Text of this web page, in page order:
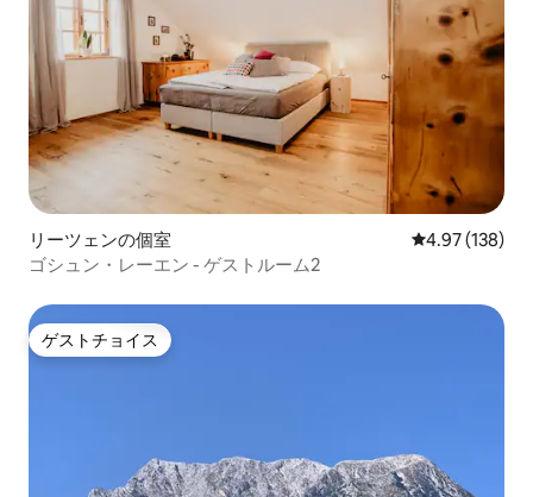
リーツェンの個室 レビュー138
4.97 (138)
ゴシュン・レーエン - ゲストルーム2
ゲストチョイス
ゲストチョイス